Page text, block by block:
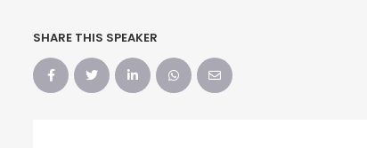
SHARE THIS SPEAKER